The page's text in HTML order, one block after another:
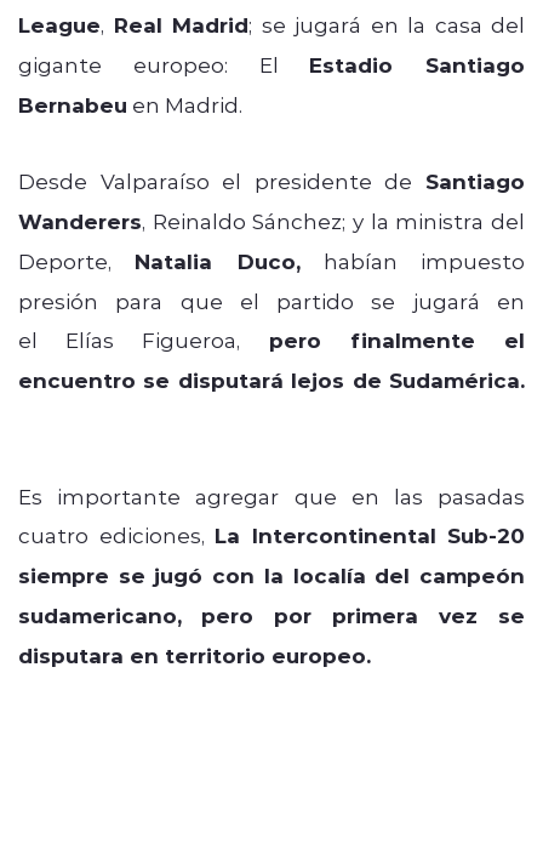
League, Real Madrid; se jugará en la casa del
gigante europeo: El Estadio Santiago
Bernabeu en Madrid.
Desde Valparaíso el presidente de Santiago
Wanderers, Reinaldo Sánchez; y la ministra del
Deporte, Natalia Duco,habían impuesto
presión para que el partido se jugará en
el Elías Figueroa, pero finalmente el
encuentro se disputará lejos de Sudamérica.
Es importante agregar que en las pasadas
cuatro ediciones, La Intercontinental Sub-20
siempre se jugó con la localía del campeón
sudamericano,
pero por primera vez se
disputara en territorio europeo.